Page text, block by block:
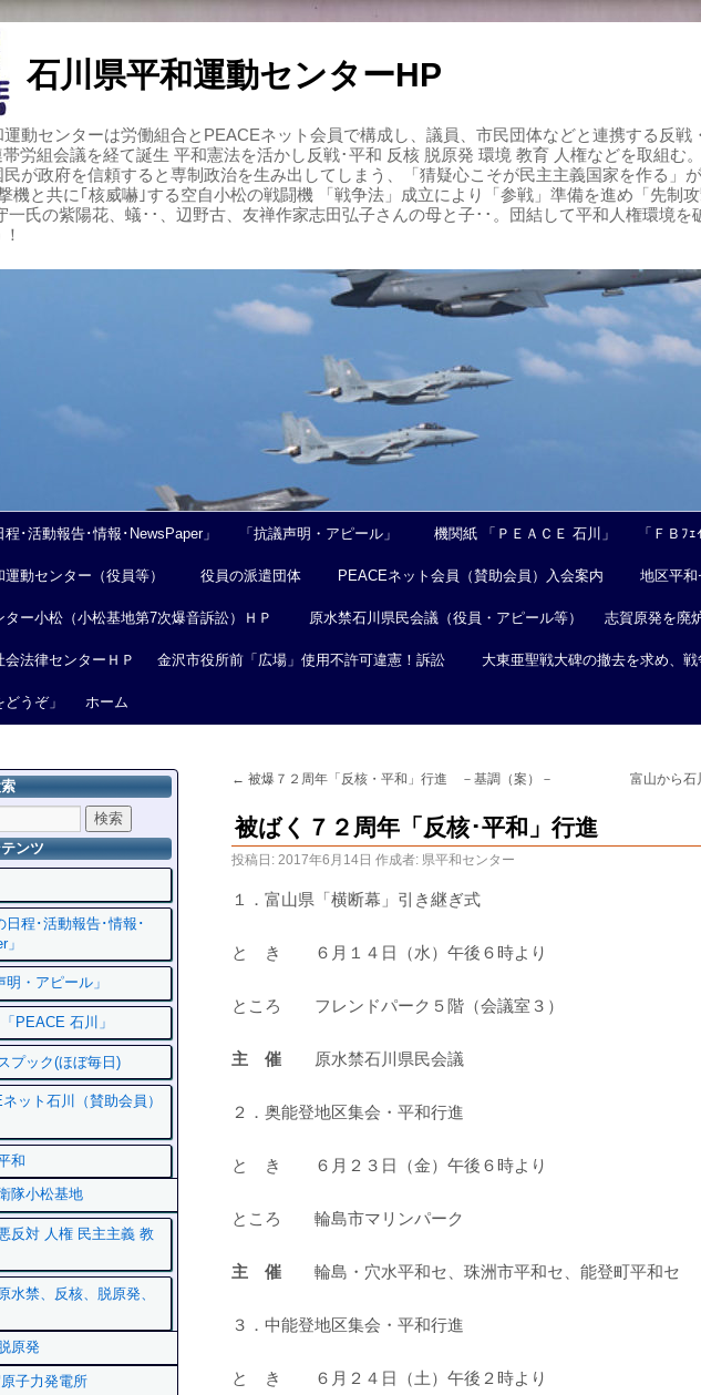
石川県平和運動センターHP
動センターは労働組合とPEACEネット会員で構成し、議員、市民団体などと連携する反戦
帯労組会議を経て誕生 平和憲法を活かし反戦･平和 反核 脱原発 環境 教育 人権などを取組む
民が政府を信頼すると専制政治を生み出してしまう、「猜疑心こそが民主主義国家を作る」
機と共に｢核威嚇｣する空自小松の戦闘機 「戦争法」成立により「参戦」準備を進め「先制
一氏の紫陽花、蟻･･、辺野古、友禅作家志田弘子さんの母と子･･。団結して平和人権環境
程･活動報告･情報･NewsPaper」 「抗議声明・アピール」 機関紙 「ＰＥＡＣＥ 石川」 「ＦＢﾌ
動センター（役員等） 役員の派遣団体 PEACEネット会員（賛助会員）入会案内 地区平和
ター小松（小松基地第7次爆音訴訟）ＨＰ 原水禁石川県民会議（役員・アピール等） 志賀原発を廃
法律センターＨＰ 金沢市役所前「広場」使用不許可違憲！訴訟 大東亜聖戦大碑の撤去を求め、戦
どうぞ」 ホーム
← 被爆７２周年「反核・平和」行進 －基調（案）－ 富山から石
被ばく７２周年「反核･平和」行進
投稿日: 2017年6月14日 作成者: 県平和センター
１．富山県「横断幕」引き継ぎ式
と き ６月１４日（水）午後６時より
ところ フレンドパーク５階（会議室３）
主 催 原水禁石川県民会議
２．奥能登地区集会・平和行進
と き ６月２３日（金）午後６時より
ところ 輪島市マリンパーク
主 催 輪島・穴水平和セ、珠洲市平和セ、能登町平和セ
３．中能登地区集会・平和行進
と き ６月２４日（土）午後２時より
ンツ
日程･活動報告･情報･
明・アピール」
PEACE 石川」
プック(ほぼ毎日)
ット石川（賛助会員）
和
隊小松基地
反対 人権 民主主義 教
水禁、反核、脱原発、
原発
子力発電所